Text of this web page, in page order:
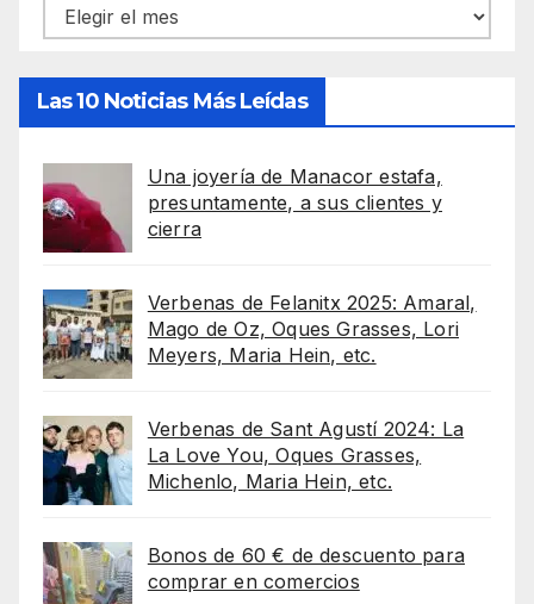
Archivos
Las 10 Noticias Más Leídas
Una joyería de Manacor estafa,
presuntamente, a sus clientes y
cierra
Verbenas de Felanitx 2025: Amaral,
Mago de Oz, Oques Grasses, Lori
Meyers, Maria Hein, etc.
Verbenas de Sant Agustí 2024: La
La Love You, Oques Grasses,
Michenlo, Maria Hein, etc.
Bonos de 60 € de descuento para
comprar en comercios